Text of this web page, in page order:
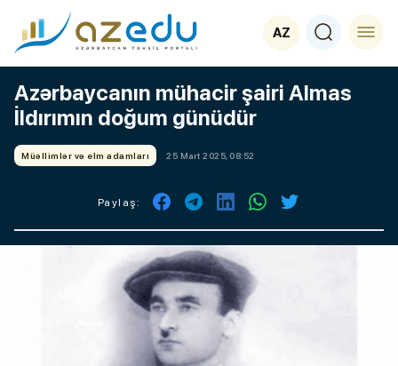
AZ
Azərbaycanın mühacir şairi Almas
İldırımın doğum günüdür
Müəllimlər və elm adamları 25 Mart 2025, 08:52
Paylaş: